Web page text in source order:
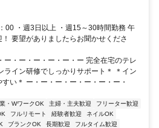
00 ・週3日以上 ・週15～30時間勤務 午
要望がありましたらお聞かせくださ
ー・ー・ー・ー・ー・ー 完全在宅のテレ
ライン研修でしっかりサポート＊ ＊イン
い＊ ー・ー・ー・ー・ー・ー・ー・
・WワークOK 主婦・主夫歓迎
フリーター歓迎
フルリモート 経験者歓迎
ネイルOK
ブランクOK 長期歓迎
フルタイム歓迎